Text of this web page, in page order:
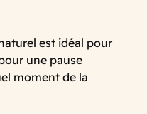
est idéal pour
une pause
moment de la